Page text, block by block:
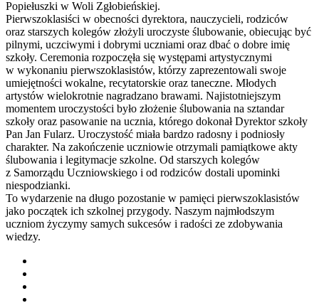
Popiełuszki w Woli Zgłobieńskiej.
Pierwszoklasiści w obecności dyrektora, nauczycieli, rodziców
oraz starszych kolegów złożyli uroczyste ślubowanie, obiecując być
pilnymi, uczciwymi i dobrymi uczniami oraz dbać o dobre imię
szkoły. Ceremonia rozpoczęła się występami artystycznymi
w wykonaniu pierwszoklasistów, którzy zaprezentowali swoje
umiejętności wokalne, recytatorskie oraz taneczne. Młodych
artystów wielokrotnie nagradzano brawami. Najistotniejszym
momentem uroczystości było złożenie ślubowania na sztandar
szkoły oraz pasowanie na ucznia, którego dokonał Dyrektor szkoły
Pan Jan Fularz. Uroczystość miała bardzo radosny i podniosły
charakter. Na zakończenie uczniowie otrzymali pamiątkowe akty
ślubowania i legitymacje szkolne. Od starszych kolegów
z Samorządu Uczniowskiego i od rodziców dostali upominki
niespodzianki.
To wydarzenie na długo pozostanie w pamięci pierwszoklasistów
jako początek ich szkolnej przygody. Naszym najmłodszym
uczniom życzymy samych sukcesów i radości ze zdobywania
wiedzy.